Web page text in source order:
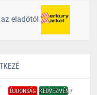
eladótól
ÚJDONSÁG KEDVEZMÉNY